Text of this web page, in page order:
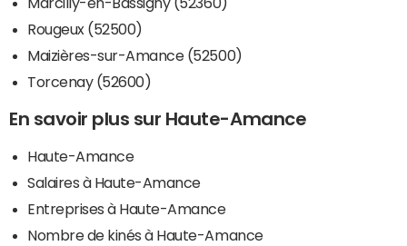
Rougeux (52500)
Maizières-sur-Amance (52500)
Torcenay (52600)
En savoir plus sur Haute-Amance
Haute-Amance
Salaires à Haute-Amance
Entreprises à Haute-Amance
Nombre de kinés à Haute-Amance